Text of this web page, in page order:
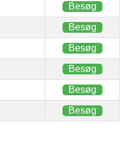
Besøg
Besøg
Besøg
Besøg
Besøg
Besøg